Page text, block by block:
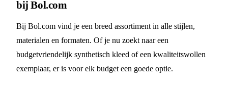
bij Bol.com
Bij Bol.com vind je een breed assortiment in alle stijlen,
materialen en formaten. Of je nu zoekt naar een
budgetvriendelijk synthetisch kleed of een kwaliteitswollen
exemplaar, er is voor elk budget een goede optie.